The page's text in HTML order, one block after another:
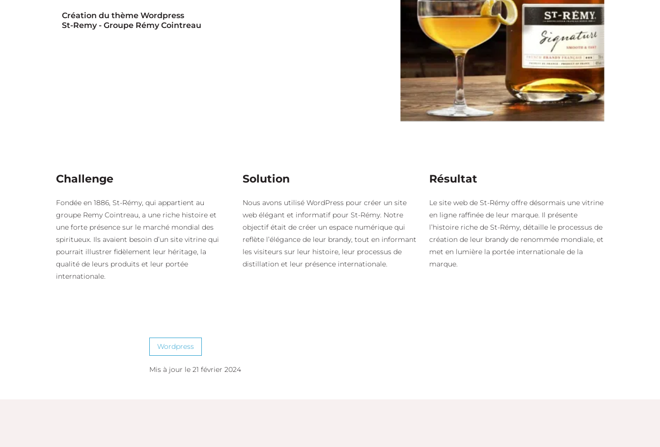
Création du thème Wordpress
St-Remy - Groupe Rémy Cointreau
Challenge
Fondée en 1886, St-Rémy, qui appartient au
groupe Remy Cointreau, a une riche histoire et
une forte présence sur le marché mondial des
spiritueux. Ils avaient besoin d’un site vitrine qui
pourrait illustrer fidèlement leur héritage, la
qualité de leurs produits et leur portée
internationale.
Solution
Nous avons utilisé WordPress pour créer un site
web élégant et informatif pour St-Rémy. Notre
objectif était de créer un espace numérique qui
reflète l’élégance de leur brandy, tout en informant
les visiteurs sur leur histoire, leur processus de
distillation et leur présence internationale.
Résultat
Le site web de St-Rémy offre désormais une vitrine
en ligne raffinée de leur marque. Il présente
l’histoire riche de St-Rémy, détaille le processus de
création de leur brandy de renommée mondiale, et
met en lumière la portée internationale de la
marque.
Wordpress
Mis à jour le 21 février 2024